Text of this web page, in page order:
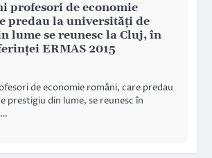
profesori de economie
predau la universități de
lume se reunesc la Cluj, în
ERMAS 2015
de economie români, care predau
prestigiu din lume, se reunesc în